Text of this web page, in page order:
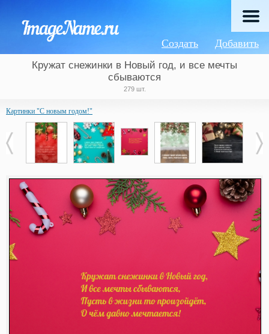
Добавить
Создать
Кружат снежинки в Новый год, и все мечты
сбываются
279 шт.
Картинки "С новым годом!"